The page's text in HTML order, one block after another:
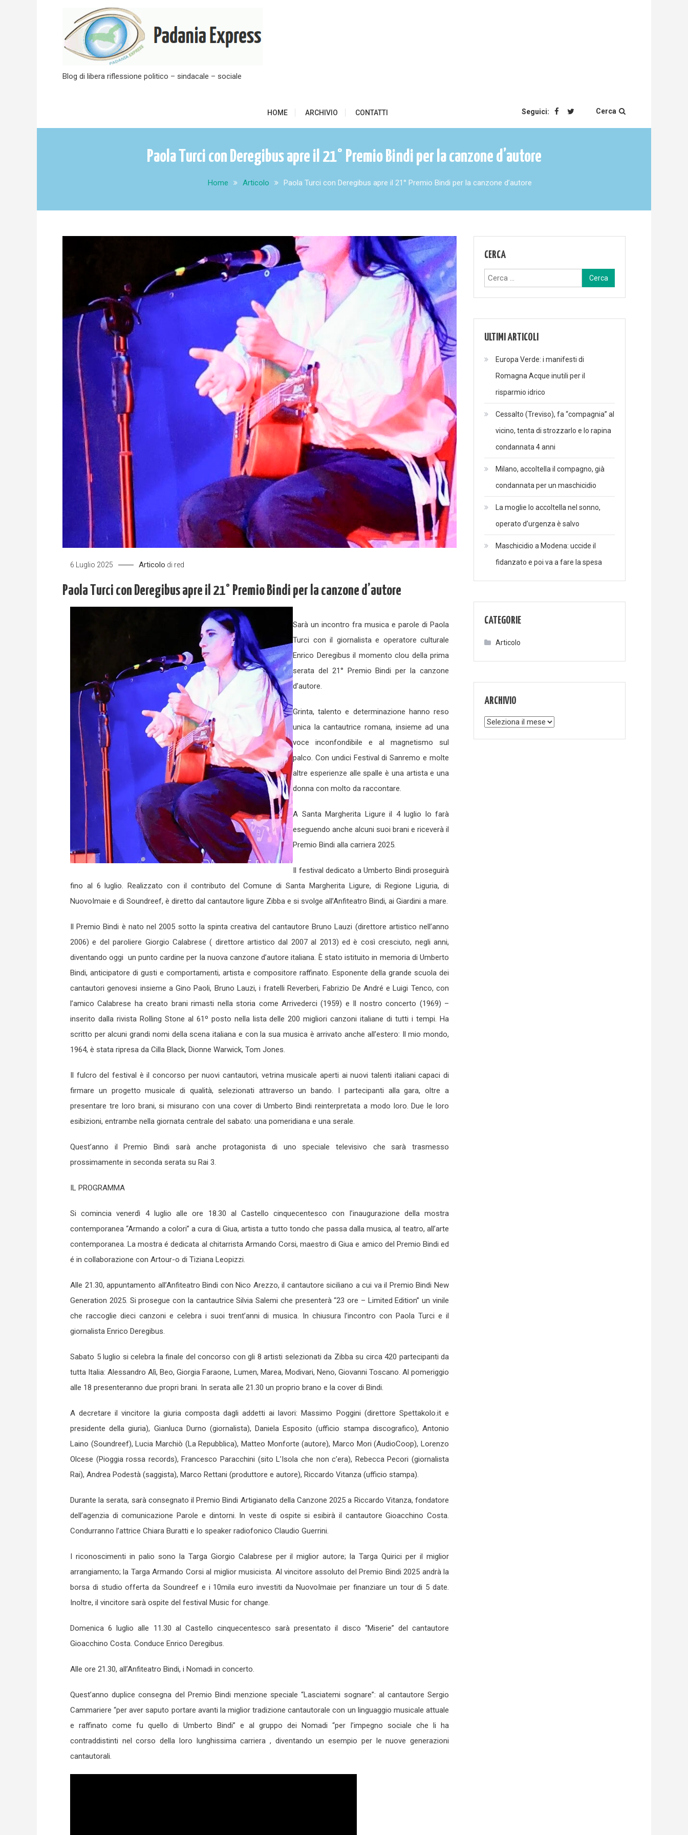
Blog di libera riflessione politico – sindacale – sociale
HOME ARCHIVIO CONTATTI Seguici: Cerca
Paola Turci con Deregibus apre il 21° Premio Bindi per la canzone d’autore
Home Articolo Paola Turci con Deregibus apre il 21° Premio Bindi per la canzone d’autore
6 Luglio 2025 Articolo di red
Paola Turci con Deregibus apre il 21° Premio Bindi per la canzone d’autore
Sarà un incontro fra musica e parole di Paola
Turci con il giornalista e operatore culturale
Enrico Deregibus il momento clou della prima
serata del 21° Premio Bindi per la canzone
d’autore.
Grinta, talento e determinazione hanno reso
unica la cantautrice romana, insieme ad una
voce inconfondibile e al magnetismo sul
palco. Con undici Festival di Sanremo e molte
altre esperienze alle spalle è una artista e una
donna con molto da raccontare.
A Santa Margherita Ligure il 4 luglio lo farà
eseguendo anche alcuni suoi brani e riceverà il
Premio Bindi alla carriera 2025.
Il festival dedicato a Umberto Bindi proseguirà
fino al 6 luglio. Realizzato con il contributo del Comune di Santa Margherita Ligure, di Regione Liguria, di
NuovoImaie e di Soundreef, è diretto dal cantautore ligure Zibba e si svolge all’Anfiteatro Bindi, ai Giardini a mare.
Il Premio Bindi è nato nel 2005 sotto la spinta creativa del cantautore Bruno Lauzi (direttore artistico nell’anno
2006) e del paroliere Giorgio Calabrese ( direttore artistico dal 2007 al 2013) ed è così cresciuto, negli anni,
diventando oggi un punto cardine per la nuova canzone d’autore italiana. È stato istituito in memoria di Umberto
Bindi, anticipatore di gusti e comportamenti, artista e compositore raffinato. Esponente della grande scuola dei
cantautori genovesi insieme a Gino Paoli, Bruno Lauzi, i fratelli Reverberi, Fabrizio De André e Luigi Tenco, con
l’amico Calabrese ha creato brani rimasti nella storia come Arrivederci (1959) e Il nostro concerto (1969) –
inserito dalla rivista Rolling Stone al 61º posto nella lista delle 200 migliori canzoni italiane di tutti i tempi. Ha
scritto per alcuni grandi nomi della scena italiana e con la sua musica è arrivato anche all’estero: Il mio mondo,
1964, è stata ripresa da Cilla Black, Dionne Warwick, Tom Jones.
Il fulcro del festival è il concorso per nuovi cantautori, vetrina musicale aperti ai nuovi talenti italiani capaci di
firmare un progetto musicale di qualità, selezionati attraverso un bando. I partecipanti alla gara, oltre a
presentare tre loro brani, si misurano con una cover di Umberto Bindi reinterpretata a modo loro. Due le loro
esibizioni, entrambe nella giornata centrale del sabato: una pomeridiana e una serale.
Quest’anno il Premio Bindi sarà anche protagonista di uno speciale televisivo che sarà trasmesso
prossimamente in seconda serata su Rai 3.
IL PROGRAMMA
Si comincia venerdì 4 luglio alle ore 18.30 al Castello cinquecentesco con l’inaugurazione della mostra
contemporanea “Armando a colori” a cura di Giua, artista a tutto tondo che passa dalla musica, al teatro, all’arte
contemporanea. La mostra é dedicata al chitarrista Armando Corsi, maestro di Giua e amico del Premio Bindi ed
é in collaborazione con Artour-o di Tiziana Leopizzi.
Alle 21.30, appuntamento all’Anfiteatro Bindi con Nico Arezzo, il cantautore siciliano a cui va il Premio Bindi New
Generation 2025. Si prosegue con la cantautrice Silvia Salemi che presenterà “23 ore – Limited Edition” un vinile
che raccoglie dieci canzoni e celebra i suoi trent’anni di musica. In chiusura l’incontro con Paola Turci e il
giornalista Enrico Deregibus.
Sabato 5 luglio si celebra la finale del concorso con gli 8 artisti selezionati da Zibba su circa 420 partecipanti da
tutta Italia: Alessandro Alì, Beo, Giorgia Faraone, Lumen, Marea, Modivari, Neno, Giovanni Toscano. Al pomeriggio
alle 18 presenteranno due propri brani. In serata alle 21.30 un proprio brano e la cover di Bindi.
A decretare il vincitore la giuria composta dagli addetti ai lavori: Massimo Poggini (direttore Spettakolo.it e
presidente della giuria), Gianluca Durno (giornalista), Daniela Esposito (ufficio stampa discografico), Antonio
Laino (Soundreef), Lucia Marchiò (La Repubblica), Matteo Monforte (autore), Marco Mori (AudioCoop), Lorenzo
Olcese (Pioggia rossa records), Francesco Paracchini (sito L’Isola che non c’era), Rebecca Pecori (giornalista
Rai), Andrea Podestà (saggista), Marco Rettani (produttore e autore), Riccardo Vitanza (ufficio stampa).
Durante la serata, sarà consegnato il Premio Bindi Artigianato della Canzone 2025 a Riccardo Vitanza, fondatore
dell’agenzia di comunicazione Parole e dintorni. In veste di ospite si esibirà il cantautore Gioacchino Costa.
Condurranno l’attrice Chiara Buratti e lo speaker radiofonico Claudio Guerrini.
I riconoscimenti in palio sono la Targa Giorgio Calabrese per il miglior autore; la Targa Quirici per il miglior
arrangiamento; la Targa Armando Corsi al miglior musicista. Al vincitore assoluto del Premio Bindi 2025 andrà la
borsa di studio offerta da Soundreef e i 10mila euro investiti da NuovoImaie per finanziare un tour di 5 date.
Inoltre, il vincitore sarà ospite del festival Music for change.
Domenica 6 luglio alle 11.30 al Castello cinquecentesco sarà presentato il disco “Miserie” del cantautore
Gioacchino Costa. Conduce Enrico Deregibus.
Alle ore 21.30, all’Anfiteatro Bindi, i Nomadi in concerto.
Quest’anno duplice consegna del Premio Bindi menzione speciale “Lasciatemi sognare”: al cantautore Sergio
Cammariere “per aver saputo portare avanti la miglior tradizione cantautorale con un linguaggio musicale attuale
e raffinato come fu quello di Umberto Bindi” e al gruppo dei Nomadi “per l’impegno sociale che li ha
contraddistinti nel corso della loro lunghissima carriera , diventando un esempio per le nuove generazioni
cantautorali.
CERCA
Ricerca
per:
ULTIMI ARTICOLI
Europa Verde: i manifesti di
Romagna Acque inutili per il
risparmio idrico
Cessalto (Treviso), fa “compagnia” al
vicino, tenta di strozzarlo e lo rapina
condannata 4 anni
Milano, accoltella il compagno, già
condannata per un maschicidio
La moglie lo accoltella nel sonno,
operato d’urgenza è salvo
Maschicidio a Modena: uccide il
fidanzato e poi va a fare la spesa
CATEGORIE
Articolo
ARCHIVIO
Archivio